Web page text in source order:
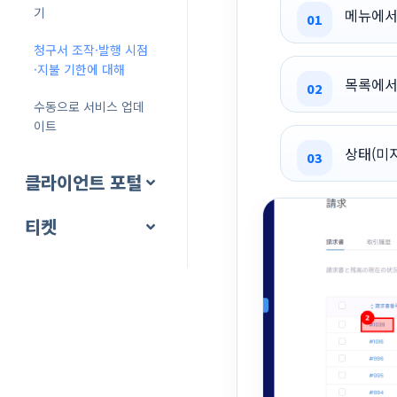
기
청구서 조작·발행 시점
·지불 기한에 대해
수동으로 서비스 업데
이트
클라이언트 포털
티켓
메뉴에
목록에
상태(미